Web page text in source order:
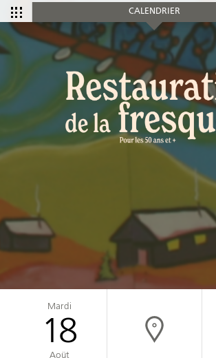
CALENDRIER
CALENDRIER
Tous les
événements
Ce mois-ci
SERVICES
Accueil et aide à l'établissement
Aide à l’emploi
Formation
Entrepreneuriat
Mardi
18
Aoüt